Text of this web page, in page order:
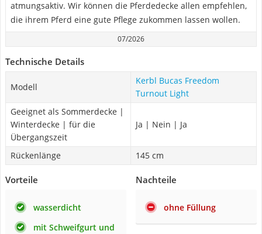
atmungsaktiv. Wir können die Pferdedecke allen empfehlen,
die ihrem Pferd eine gute Pflege zukommen lassen wollen.
07/2026
Technische Details
Modell
Kerbl Bucas Freedom
Turnout Light
Geeignet als Sommerdecke |
Winterdecke | für die
Übergangszeit
Ja | Nein | Ja
Rückenlänge 145 cm
Vorteile
wasserdicht
mit Schweifgurt und
Nachteile
ohne Füllung